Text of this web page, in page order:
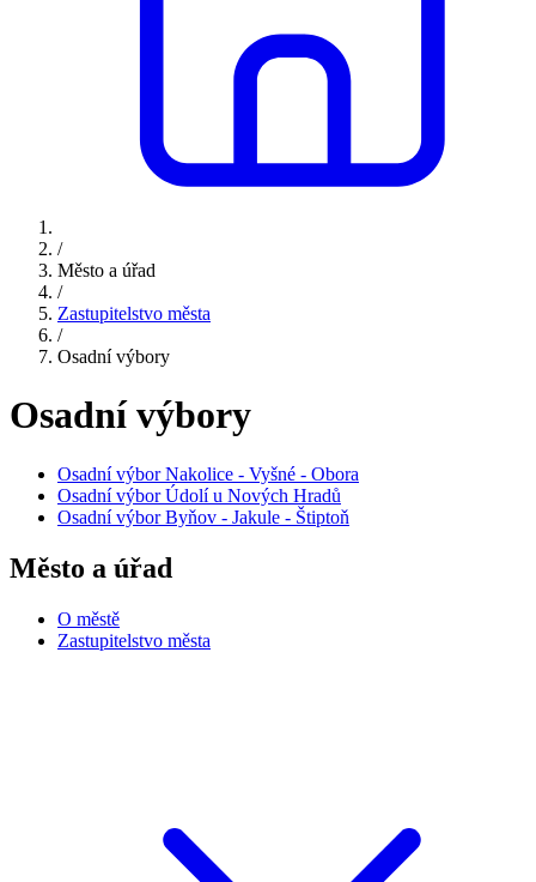
/
Město a úřad
/
Zastupitelstvo města
/
Osadní výbory
Osadní výbory
Osadní výbor Nakolice - Vyšné - Obora
Osadní výbor Údolí u Nových Hradů
Osadní výbor Byňov - Jakule - Štiptoň
Město a úřad
O městě
Zastupitelstvo města